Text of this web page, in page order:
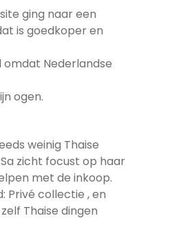
ging naar een
is goedkoper en
Nederlandse
ogen.
weinig Thaise
zicht focust op haar
met de inkoop.
Privé collectie , en
Thaise dingen